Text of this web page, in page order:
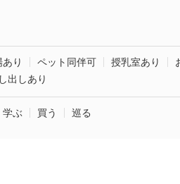
り ペット同伴可 授乳室あり
出しあり
学ぶ 買う 巡る